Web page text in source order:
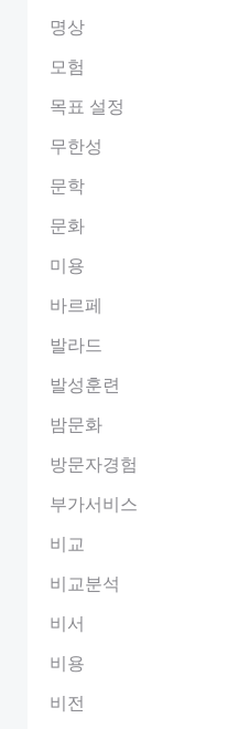
명상
모험
목표 설정
무한성
문학
문화
미용
바르페
발라드
발성훈련
밤문화
방문자경험
부가서비스
비교
비교분석
비서
비용
비전